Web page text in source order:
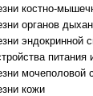
костно-
органов
эндокринной
мочеполовой
кожи